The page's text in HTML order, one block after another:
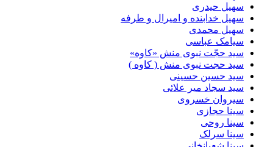
سهیل حیدری
سهیل خدابنده و امیرال و طرفه
سهیل محمدی
سیامک عباسی
سید حجّت نبوی منش «کاوه»
سید حجت نبوی منش ( کاوه )
سید حسین حسینى
سید سجاد میر علائی
سیروان خسروی
سینا حجازی
سینا روحی
سینا سرلک